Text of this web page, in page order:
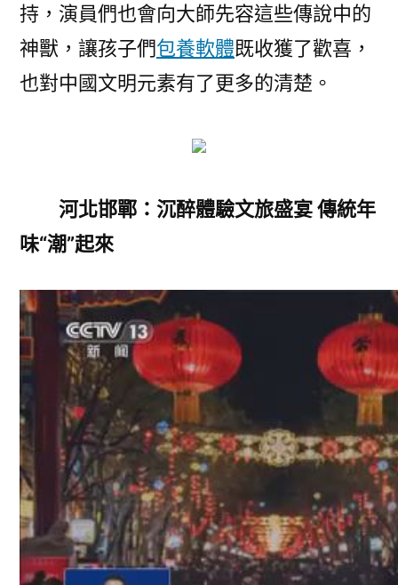
持，演員們也會向大師先容這些傳說中的
神獸，讓孩子們包養軟體既收獲了歡喜，
也對中國文明元素有了更多的清楚。
河北邯鄲：沉醉體驗文旅盛宴 傳統年
味“潮”起來